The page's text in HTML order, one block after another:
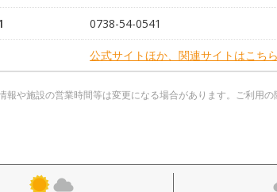
0738-54-0541
公式サイトほか、関連サイトはこちら
報や施設の営業時間等は変更になる場合があります。ご利用の